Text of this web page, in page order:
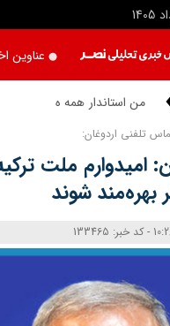
1405
عناوین
من استاندار همه هستم/ پیگیر
تلفنی اردوغان:
امیدوارم ملت
بهره‌مند شوند